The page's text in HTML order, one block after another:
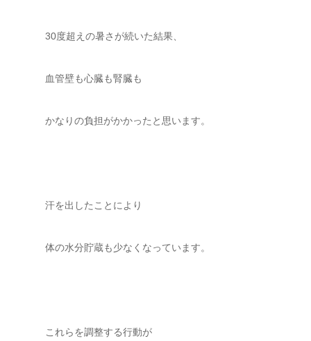
30度超えの暑さが続いた結果、
血管壁も心臓も腎臓も
かなりの負担がかかったと思います。
汗を出したことにより
体の水分貯蔵も少なくなっています。
これらを調整する行動が